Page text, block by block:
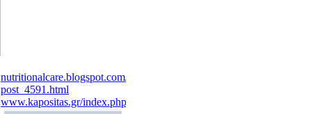
nutritionalcare.blogspot.com/2007/12/blog-
post_4591.html
www.kapositas.gr/index.php
www.fyssas.gr/